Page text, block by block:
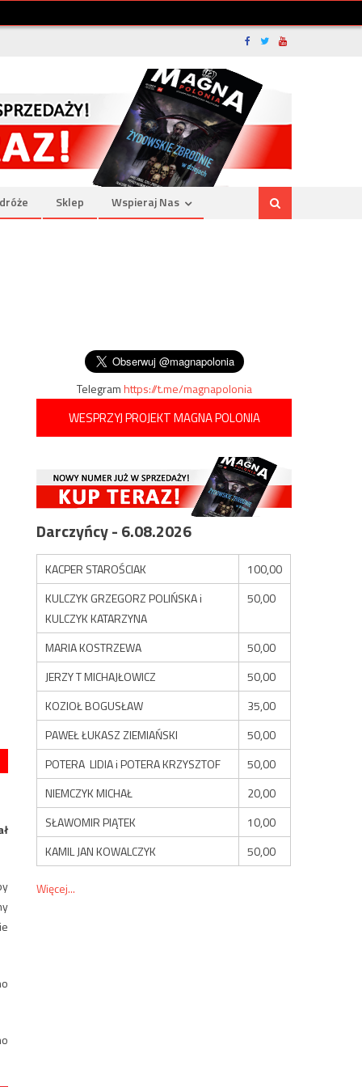
Sklep Wspieraj Nas
Telegramhttps://t.me/magnapolonia
WESPRZYJ PROJEKT MAGNA POLONIA
Darczyńcy - 6.08.2026
KACPER STAROŚCIAK
100,00
KULCZYK GRZEGORZ POLIŃSKA i
KULCZYK KATARZYNA
50,00
MARIA KOSTRZEWA
50,00
JERZY T MICHAJŁOWICZ
50,00
KOZIOŁ BOGUSŁAW
35,00
PAWEŁ ŁUKASZ ZIEMIAŃSKI
50,00
POTERA LIDIA i POTERA KRZYSZTOF
50,00
NIEMCZYK MICHAŁ
20,00
SŁAWOMIR PIĄTEK
10,00
KAMIL JAN KOWALCZYK
50,00
Więcej...